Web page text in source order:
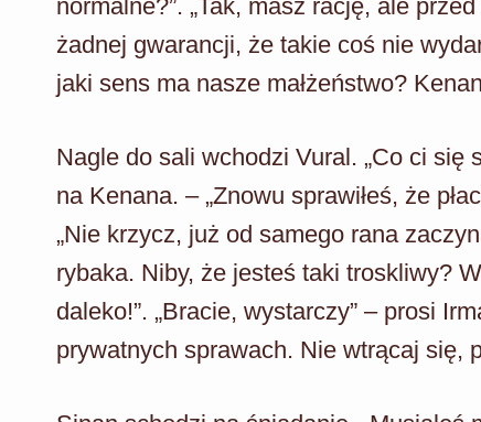
normalne?”. „Tak, masz rację, ale
żadnej gwarancji, że takie coś nie
jaki sens ma nasze małżeństwo?
Nagle do sali wchodzi Vural. „Co ci się
na Kenana. – „Znowu sprawiłeś, że
„Nie krzycz, już od samego rana
rybaka. Niby, że jesteś taki troskliwy?
daleko!”. „Bracie, wystarczy” – prosi
prywatnych sprawach. Nie wtrącaj się,